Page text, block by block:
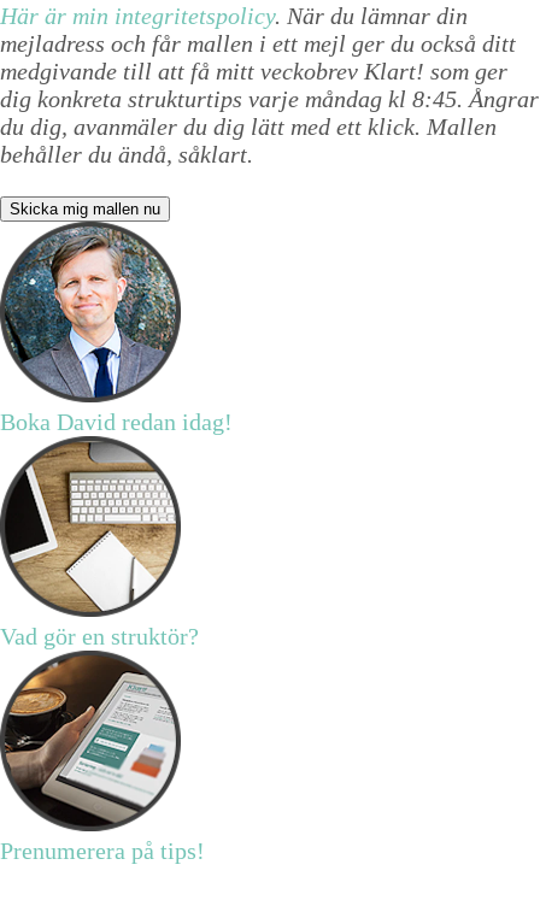
Här är min integritetspolicy. När du lämnar din
mejladress och får mallen i ett mejl ger du också ditt
medgivande till att få mitt veckobrev Klart! som ger
dig konkreta strukturtips varje måndag kl 8:45. Ångrar
du dig, avanmäler du dig lätt med ett klick. Mallen
behåller du ändå, såklart.
Skicka mig mallen nu
Boka David redan idag!
Vad gör en struktör?
Prenumerera på tips!